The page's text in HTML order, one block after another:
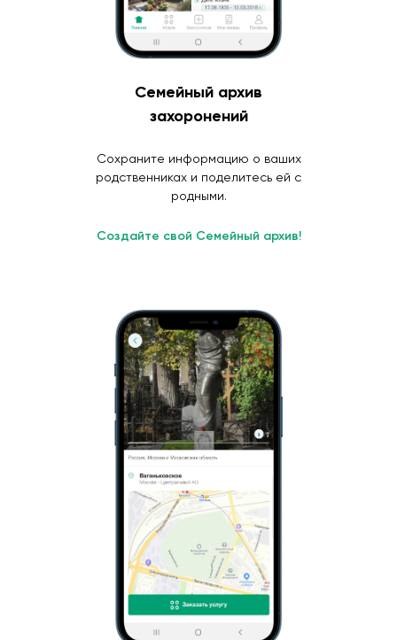
Семейный архив
захоронений
Сохраните информацию о ваших
родственниках и поделитесь ей с
родными.
Создайте свой Семейный архив!